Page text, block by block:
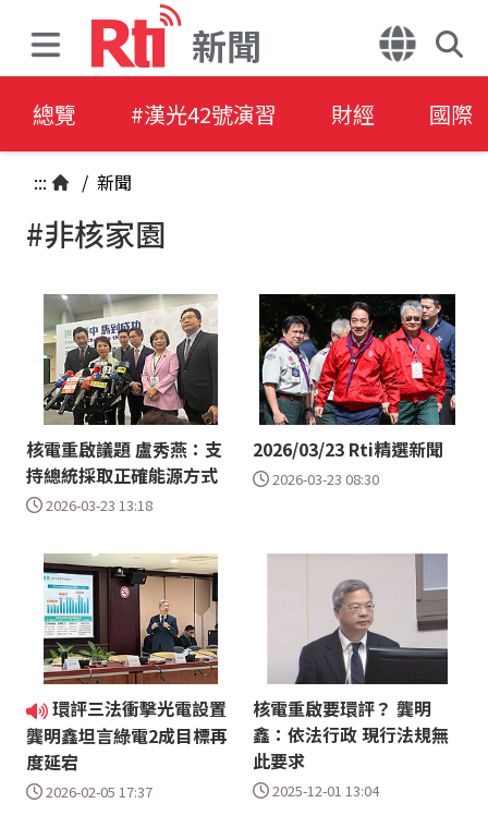
新聞
總覽 #漢光42號演習 財經 國際
::: / 新聞
#非核家園
核電重啟議題 盧秀燕：支
持總統採取正確能源方式
2026-03-23 13:18
2026/03/23 Rti精選新聞
2026-03-23 08:30
環評三法衝擊光電設置
龔明鑫坦言綠電2成目標再
度延宕
2026-02-05 17:37
核電重啟要環評？ 龔明
鑫：依法行政 現行法規無
此要求
2025-12-01 13:04